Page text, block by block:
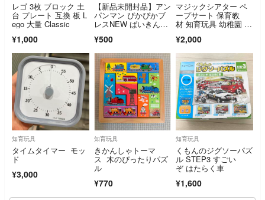
レゴ 3枚 ブロック 土
台 プレート 互換 板 L
ego 大量 Classic
¥1,000
【新品未開封品】アン
パンマン ぴかぴかブ
レスNEW ばいきんま
¥500
マジックシアター ペ
ープサート 保育教
材 知育玩具 幼稚園 パ
¥2,000
知育玩具
タイムタイマー モッ
ド
¥3,000
知育玩具
きかんしゃトーマ
ス 木のぴったりパズ
ル
¥770
知育玩具
くもんのジグソーパズ
ル STEP3 すごい
ぞ はたらく車
¥1,600